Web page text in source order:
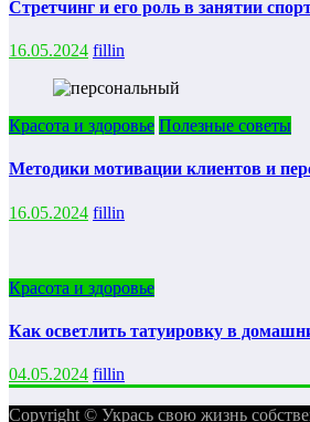
Стретчинг и его роль в занятии
16.05.2024 fillin
Красота и здоровье Полезные советы
Методики мотивации клиентов и
16.05.2024 fillin
Красота и здоровье
Как осветлить татуировку в
04.05.2024 fillin
Copyright © Укрась свою жизнь